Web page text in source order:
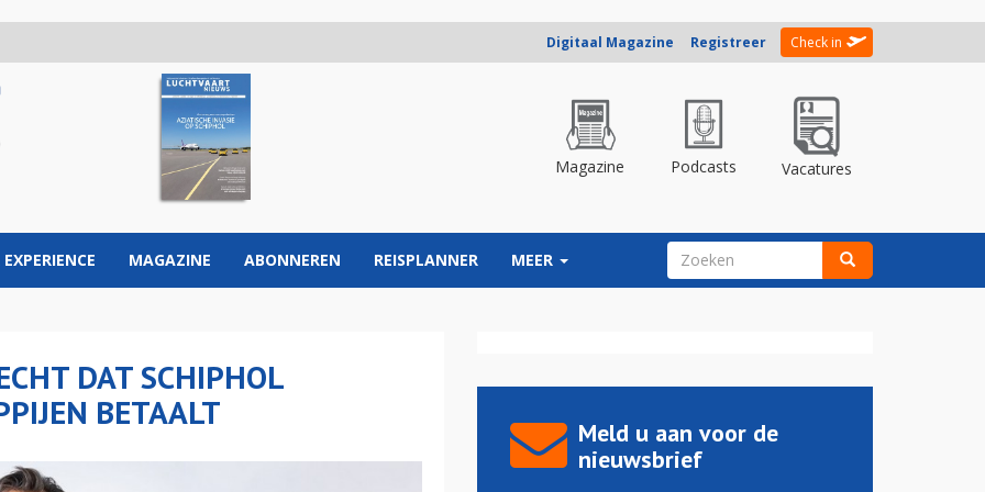
Digitaal Magazine Registreer Check in
Magazine Podcasts Vacatures
EXPERIENCE MAGAZINE ABONNEREN REISPLANNER MEER ZOEKVELD
DAT SCHIPHOL
BETAALT
Meld u aan voor de
nieuwsbrief